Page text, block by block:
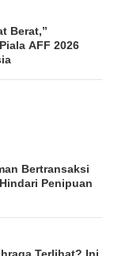
Berat,”
AFF 2026
Bertransaksi
Penipuan
Terlihat? Ini